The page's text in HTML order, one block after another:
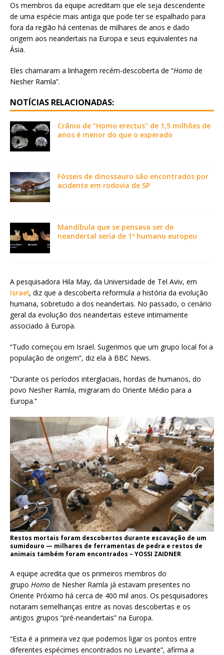
Os membros da equipe acreditam que ele seja descendente
de uma espécie mais antiga que pode ter se espalhado para
fora da região há centenas de milhares de anos e dado
origem aos neandertais na Europa e seus equivalentes na
Ásia.
Eles chamaram a linhagem recém-descoberta de “Homo de
Nesher Ramla”.
NOTÍCIAS RELACIONADAS:
Crânio de “Homo erectus” de 1,5 milhões de
anos é menor do que o esperado
Fósseis de dinossauro são encontrados por
acidente em rodovia de SP
Mandíbula que se pensava ser de
neandertal seria de 1º humano europeu
A pesquisadora Hila May, da Universidade de Tel Aviv, em
Israel, diz que a descoberta reformula a história da evolução
humana, sobretudo a dos neandertais. No passado, o cenário
geral da evolução dos neandertais esteve intimamente
associado à Europa.
“Tudo começou em Israel. Sugerimos que um grupo local foi a
população de origem”, diz ela à BBC News.
“Durante os períodos interglaciais, hordas de humanos, do
povo Nesher Ramla, migraram do Oriente Médio para a
Europa.”
Restos mortais foram descobertos durante escavação de um
sumidouro — milhares de ferramentas de pedra e restos de
animais também foram encontrados – YOSSI ZAIDNER
A equipe acredita que os primeiros membros do
grupo Homo de Nesher Ramla já estavam presentes no
Oriente Próximo há cerca de 400 mil anos. Os pesquisadores
notaram semelhanças entre as novas descobertas e os
antigos grupos “pré-neandertais” na Europa.
“Esta é a primeira vez que podemos ligar os pontos entre
diferentes espécimes encontrados no Levante”, afirma a